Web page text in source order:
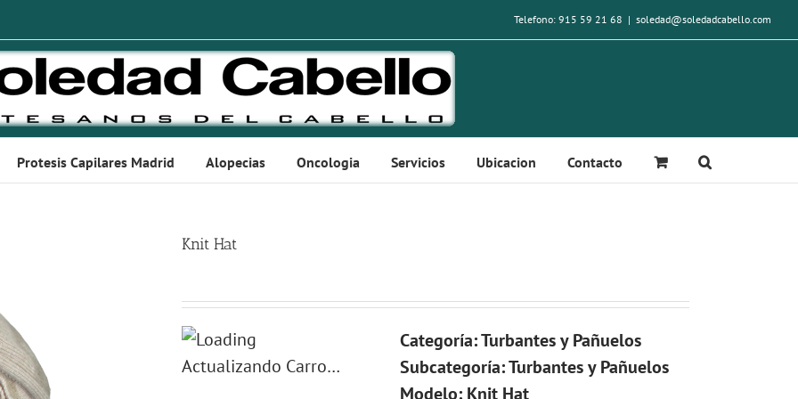
Telefono: 915 59 21 68 | soledad@soledadcabello.com
Protesis Capilares Madrid Alopecias Oncologia Servicios Ubicacion Contacto
Knit Hat
Categoría: Turbantes y Pañuelos
Subcategoría: Turbantes y Pañuelos
Modelo: Knit Hat
Actualizando Carro…